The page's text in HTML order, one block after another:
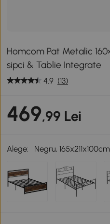
Homcom Pat Metalic
sipci & Tablie Integrate
4.9 (13)
469,99 Lei
Alege: Negru, 165x211x100cm